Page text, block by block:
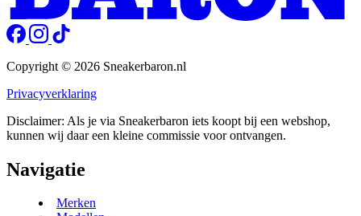
Copyright © 2026 Sneakerbaron.nl
Privacyverklaring
Disclaimer: Als je via Sneakerbaron iets koopt bij een webshop,
kunnen wij daar een kleine commissie voor ontvangen.
Navigatie
Merken